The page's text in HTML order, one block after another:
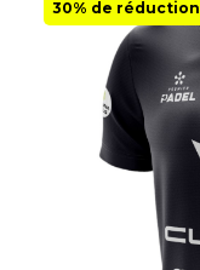
30% de réduction